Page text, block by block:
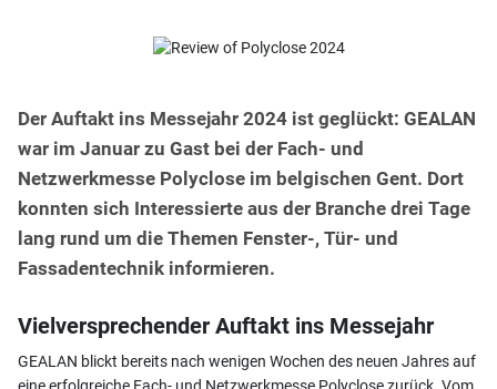
Der Auftakt ins Messejahr 2024 ist geglückt: GEALAN
war im Januar zu Gast bei der Fach- und
Netzwerkmesse Polyclose im belgischen Gent. Dort
konnten sich Interessierte aus der Branche drei Tage
lang rund um die Themen Fenster-, Tür- und
Fassadentechnik informieren.
Vielversprechender Auftakt ins Messejahr
GEALAN blickt bereits nach wenigen Wochen des neuen Jahres auf
eine erfolgreiche Fach- und Netzwerkmesse Polyclose zurück. Vom